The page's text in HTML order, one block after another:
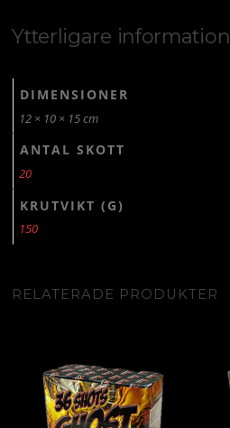
Ytterligare information
DIMENSIONER
12 × 10 × 15 cm
ANTAL SKOTT
20
KRUTVIKT (G)
150
RELATERADE PRODUKTER